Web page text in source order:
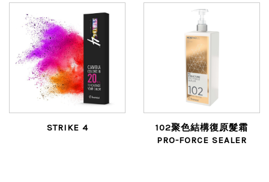
STRIKE 4
102聚色結構復原髮霜
PRO-FORCE SEALER